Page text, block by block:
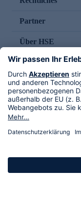
Partner
Über HSE
Im TV
HSE International